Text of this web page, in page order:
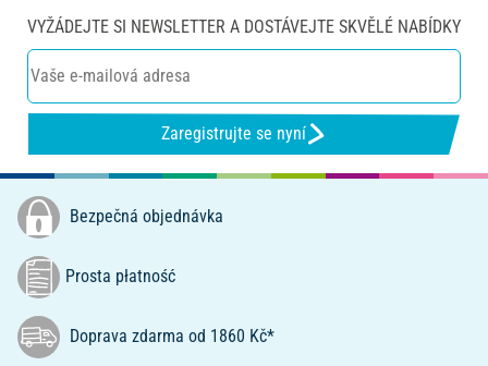
VYŽÁDEJTE SI NEWSLETTER A DOSTÁVEJTE SKVĚLÉ NABÍDKY
Zaregistrujte se nyní
Bezpečná objednávka
Prosta płatność
Doprava zdarma od 1860 Kč*